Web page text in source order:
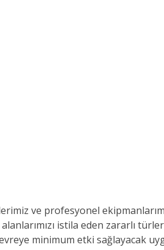
ve profesyonel
istila eden zararlı
minimum etki sağlayacak